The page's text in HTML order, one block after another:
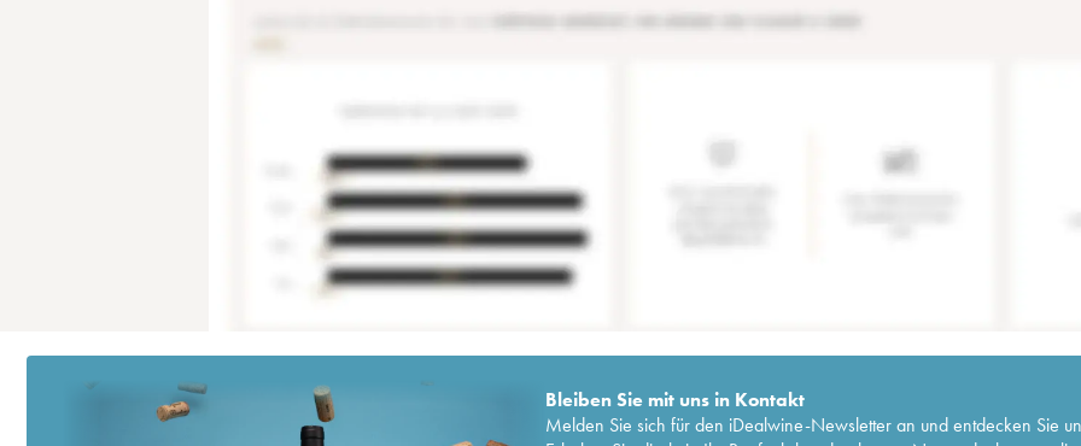
Bleiben Sie mit uns in Kontakt
Melden Sie sich für den iDealwine-Newsletter an und entdecken Sie